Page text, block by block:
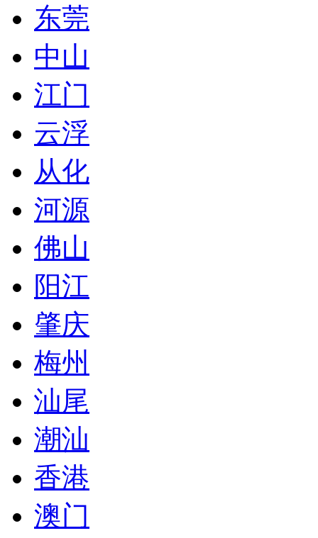
东莞
中山
江门
云浮
从化
河源
佛山
阳江
肇庆
梅州
汕尾
潮汕
香港
澳门